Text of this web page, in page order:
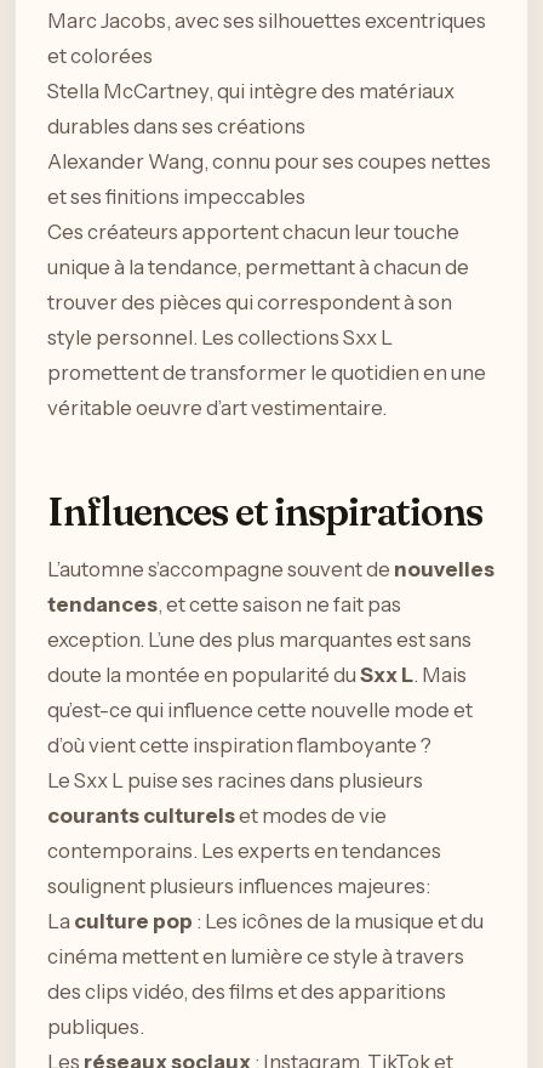
Marc Jacobs, avec ses silhouettes excentriques
et colorées
Stella McCartney, qui intègre des matériaux
durables dans ses créations
Alexander Wang, connu pour ses coupes nettes
et ses finitions impeccables
Ces créateurs apportent chacun leur touche
unique à la tendance, permettant à chacun de
trouver des pièces qui correspondent à son
style personnel. Les collections Sxx L
promettent de transformer le quotidien en une
véritable oeuvre d’art vestimentaire.
Influences et inspirations
L’automne s’accompagne souvent de nouvelles
tendances, et cette saison ne fait pas
exception. L’une des plus marquantes est sans
doute la montée en popularité du Sxx L. Mais
qu’est-ce qui influence cette nouvelle mode et
d’où vient cette inspiration flamboyante ?
Le Sxx L puise ses racines dans plusieurs
courants culturelset modes de vie
contemporains. Les experts en tendances
soulignent plusieurs influences majeures:
La culture pop : Les icônes de la musique et du
cinéma mettent en lumière ce style à travers
des clips vidéo, des films et des apparitions
publiques.
Les réseaux sociaux : Instagram, TikTok et